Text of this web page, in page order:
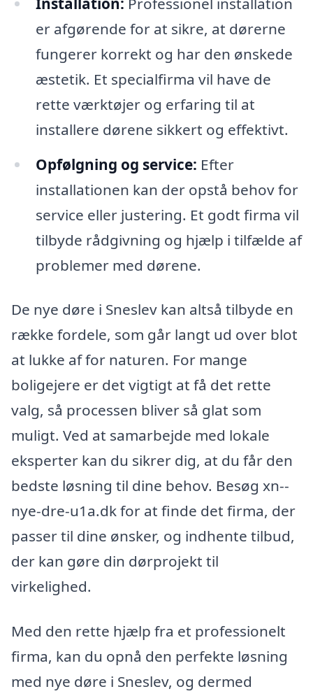
er afgørende for at sikre, at dørerne
fungerer korrekt og har den ønskede
æstetik. Et specialfirma vil have de
rette værktøjer og erfaring til at
installere dørene sikkert og effektivt.
Opfølgning og service: Efter
installationen kan der opstå behov for
service eller justering. Et godt firma vil
tilbyde rådgivning og hjælp i tilfælde af
problemer med dørene.
De nye døre i Sneslev kan altså tilbyde en
række fordele, som går langt ud over blot
at lukke af for naturen. For mange
boligejere er det vigtigt at få det rette
valg, så processen bliver så glat som
muligt. Ved at samarbejde med lokale
eksperter kan du sikrer dig, at du får den
bedste løsning til dine behov. Besøg xn--
nye-dre-u1a.dk for at finde det firma, der
passer til dine ønsker, og indhente tilbud,
der kan gøre din dørprojekt til
virkelighed.
Med den rette hjælp fra et professionelt
firma, kan du opnå den perfekte løsning
med nye døre i Sneslev, og dermed